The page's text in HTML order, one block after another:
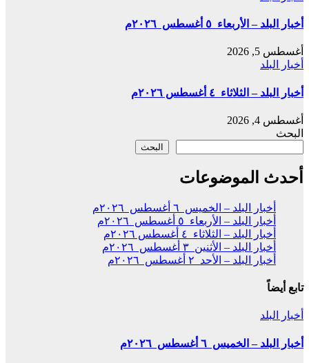
أخبار البلد – الأربعاء ٥ أغسطس ٢٠٢٦م
أغسطس 5, 2026
أخبار البلد
أخبار البلد – الثلاثاء ٤ أغسطس ٢٠٢٦م
أغسطس 4, 2026
البحث
البحث
أحدث الموضوعات
أخبار البلد – الخميس ٦ أغسطس ٢٠٢٦م
أخبار البلد – الأربعاء ٥ أغسطس ٢٠٢٦م
أخبار البلد – الثلاثاء ٤ أغسطس ٢٠٢٦م
أخبار البلد – الأثنين ٣ أغسطس ٢٠٢٦م
أخبار البلد – الأحد ٢ أغسطس ٢٠٢٦م
تابع أيضاً
أخبار البلد
أخبار البلد – الخميس ٦ أغسطس ٢٠٢٦م